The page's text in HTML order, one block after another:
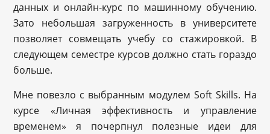
данных и онлайн-курс по машинному обучению.
Зато небольшая загруженность в университете
позволяет совмещать учебу со стажировкой. В
следующем семестре курсов должно стать гораздо
больше.
Мне повезло с выбранным модулем Soft Skills. На
курсе «Личная эффективность и управление
временем» я почерпнул полезные идеи для